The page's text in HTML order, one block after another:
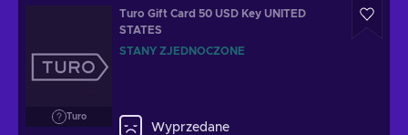
Turo
Turo Gift Card 50 USD Key UNITED
STATES
STANY ZJEDNOCZONE
Wyprzedane